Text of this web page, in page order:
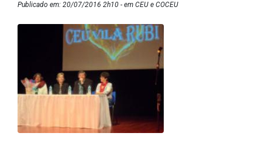
Publicado em: 20/07/2016 2h10 - em CEU e COCEU